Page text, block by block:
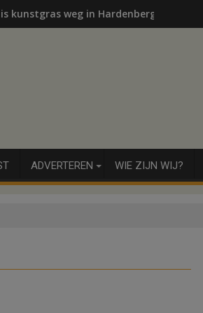
kunstgras weg in Hardenberg en Sibculo
ADVERTEREN WIE ZIJN WIJ?